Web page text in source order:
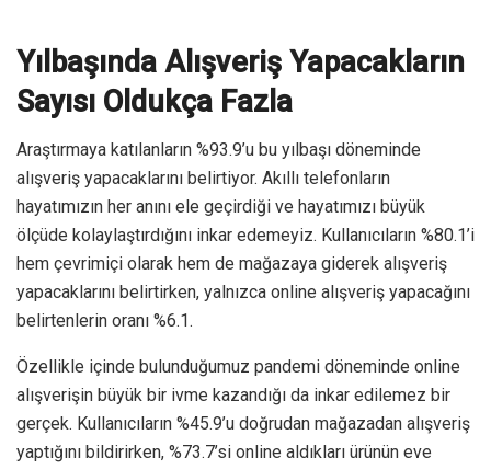
Yılbaşında Alışveriş Yapacakların
Sayısı Oldukça Fazla
Araştırmaya katılanların %93.9’u bu yılbaşı döneminde
alışveriş yapacaklarını belirtiyor. Akıllı telefonların
hayatımızın her anını ele geçirdiği ve hayatımızı büyük
ölçüde kolaylaştırdığını inkar edemeyiz. Kullanıcıların %80.1’i
hem çevrimiçi olarak hem de mağazaya giderek alışveriş
yapacaklarını belirtirken, yalnızca online alışveriş yapacağını
belirtenlerin oranı %6.1.
Özellikle içinde bulunduğumuz pandemi döneminde online
alışverişin büyük bir ivme kazandığı da inkar edilemez bir
gerçek. Kullanıcıların %45.9’u doğrudan mağazadan alışveriş
yaptığını bildirirken, %73.7’si online aldıkları ürünün eve